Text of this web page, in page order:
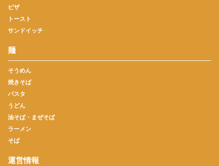
ピザ
トースト
サンドイッチ
麺
そうめん
焼きそば
パスタ
うどん
油そば・まぜそば
ラーメン
そば
運営情報